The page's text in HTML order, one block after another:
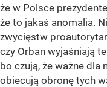
że w Polsce
że to jakaś anomalia.
zwycięstw
czy Orban wyjaśniają
bo czują, że ważne dla
obiecują obronę tych